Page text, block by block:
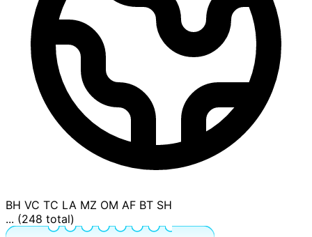
BH VC TC LA MZ OM AF BT SH
... (248 total)